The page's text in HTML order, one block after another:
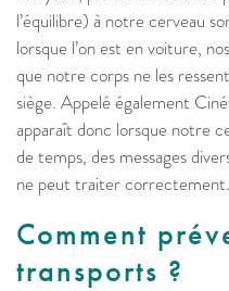
l’équilibre) à notre cerveau
lorsque l’on est en voiture,
que notre corps ne les
siège. Appelé également
apparaît donc lorsque notre
de temps, des messages
ne peut traiter correctement.
Comment
transports ?